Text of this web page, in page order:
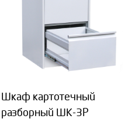
Шкаф картотечный
разборный ШК-3Р
Продолжить